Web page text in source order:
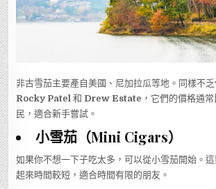
非古雪茄主要產自美國、尼加拉瓜等地。同樣不
Rocky Patel 和 Drew Estate ，它們的價格通
民，適合新手嘗試。
小雪茄（Mini Cigars）
如果你不想一下子吃太多，可以從小雪茄開始。
起來時間較短，適合時間有限的朋友。